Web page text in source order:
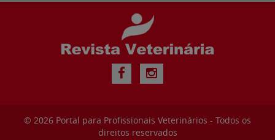
© 2026 Portal para Profissionais Veterinários - Todos os
direitos reservados